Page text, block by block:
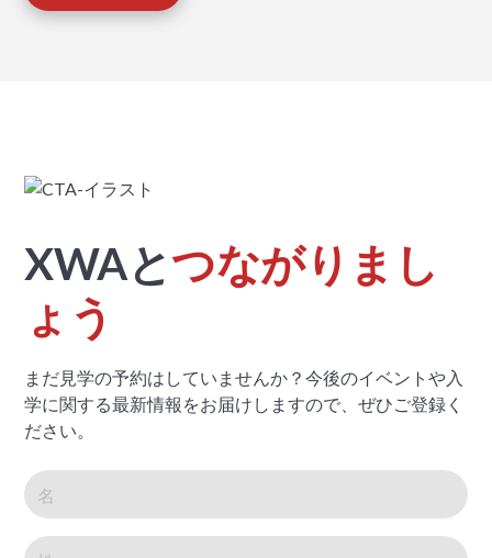
XWAとつながりまし
ょう
まだ見学の予約はしていませんか？今後のイベントや入
学に関する最新情報をお届けしますので、ぜひご登録く
ださい。